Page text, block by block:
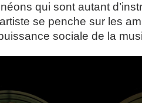
qui sont autant
se penche sur les
sociale de la